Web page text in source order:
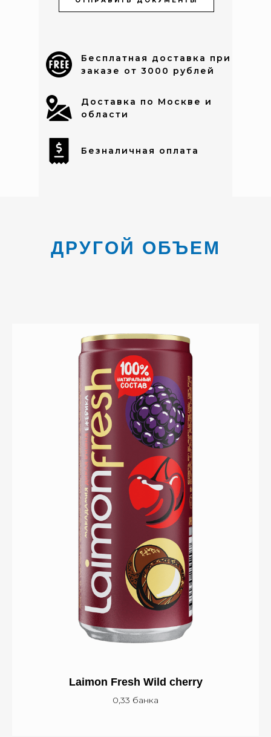
Бесплатная доставка при
заказе от 3000 рублей
Доставка по Москве и
области
Безналичная оплата
ДРУГОЙ ОБЪЕМ
Laimon Fresh Wild cherry
0,33 банка